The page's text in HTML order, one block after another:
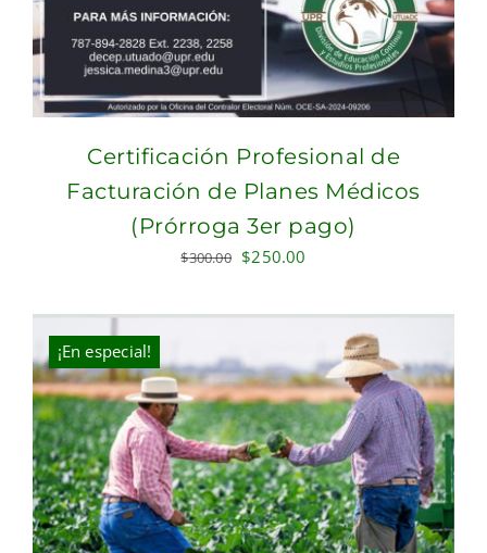
Certificación Profesional de
Facturación de Planes Médicos
(Prórroga 3er pago)
$300.00 Original
was:
$250.00
is:
$250.00.
¡En especial!